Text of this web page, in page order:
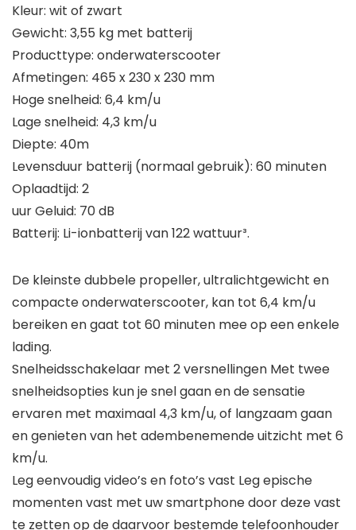
Kleur: wit of zwart
Gewicht: 3,55 kg met batterij
Producttype: onderwaterscooter
Afmetingen: 465 x 230 x 230 mm
Hoge snelheid: 6,4 km/u
Lage snelheid: 4,3 km/u
Diepte: 40m
Levensduur batterij (normaal gebruik): 60 minuten
Oplaadtijd: 2
uur Geluid: 70 dB
Batterij: Li-ionbatterij van 122 wattuur³.
De kleinste dubbele propeller, ultralichtgewicht en
compacte onderwaterscooter, kan tot 6,4 km/u
bereiken en gaat tot 60 minuten mee op een enkele
lading.
Snelheidsschakelaar met 2 versnellingen Met twee
snelheidsopties kun je snel gaan en de sensatie
ervaren met maximaal 4,3 km/u, of langzaam gaan
en genieten van het adembenemende uitzicht met 6
km/u.
Leg eenvoudig video’s en foto’s vast Leg epische
momenten vast met uw smartphone door deze vast
te zetten op de daarvoor bestemde telefoonhouder